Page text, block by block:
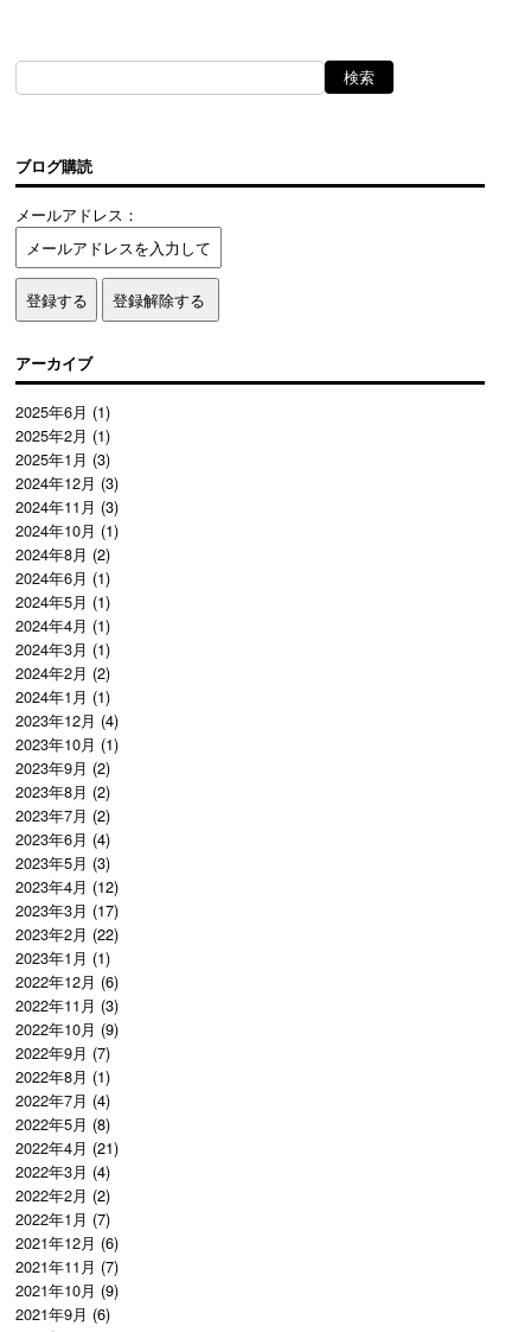
ブログ購読
メールアドレス：
アーカイブ
2025年6月 (1)
2025年2月 (1)
2025年1月 (3)
2024年12月 (3)
2024年11月 (3)
2024年10月 (1)
2024年8月 (2)
2024年6月 (1)
2024年5月 (1)
2024年4月 (1)
2024年3月 (1)
2024年2月 (2)
2024年1月 (1)
2023年12月 (4)
2023年10月 (1)
2023年9月 (2)
2023年8月 (2)
2023年7月 (2)
2023年6月 (4)
2023年5月 (3)
2023年4月 (12)
2023年3月 (17)
2023年2月 (22)
2023年1月 (1)
2022年12月 (6)
2022年11月 (3)
2022年10月 (9)
2022年9月 (7)
2022年8月 (1)
2022年7月 (4)
2022年5月 (8)
2022年4月 (21)
2022年3月 (4)
2022年2月 (2)
2022年1月 (7)
2021年12月 (6)
2021年11月 (7)
2021年10月 (9)
2021年9月 (6)